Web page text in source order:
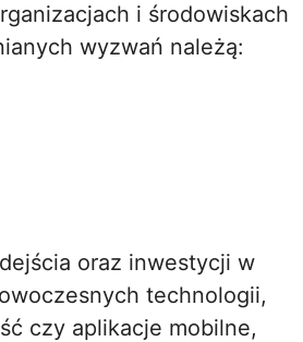
i środowiskach
wyzwań należą:
oraz inwestycji w
technologii,
czy aplikacje mobilne,